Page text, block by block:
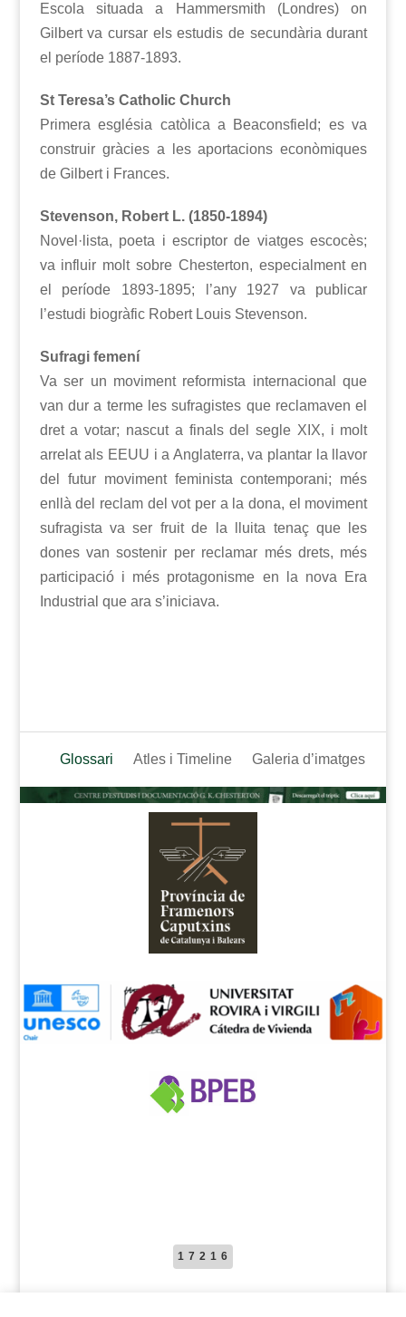
Escola situada a Hammersmith (Londres) on
Gilbert va cursar els estudis de secundària durant
el període 1887-1893.
St Teresa’s Catholic Church
Primera església catòlica a Beaconsfield; es va
construir gràcies a les aportacions econòmiques
de Gilbert i Frances.
Stevenson, Robert L. (1850-1894)
Novel·lista, poeta i escriptor de viatges escocès;
va influir molt sobre Chesterton, especialment en
el període 1893-1895; l’any 1927 va publicar
l’estudi biogràfic Robert Louis Stevenson.
Sufragi femení
Va ser un moviment reformista internacional que
van dur a terme les sufragistes que reclamaven el
dret a votar; nascut a finals del segle XIX, i molt
arrelat als EEUU i a Anglaterra, va plantar la llavor
del futur moviment feminista contemporani; més
enllà del reclam del vot per a la dona, el moviment
sufragista va ser fruit de la lluita tenaç que les
dones van sostenir per reclamar més drets, més
participació i més protagonisme en la nova Era
Industrial que ara s’iniciava.
Glossari Atles i Timeline Galeria d’imatges
17216